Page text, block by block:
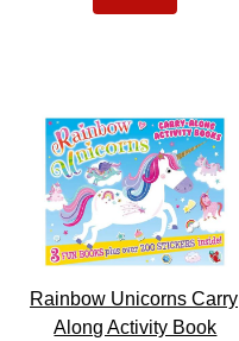
17
Rainbow Unicorns Carry
Along Activity Book